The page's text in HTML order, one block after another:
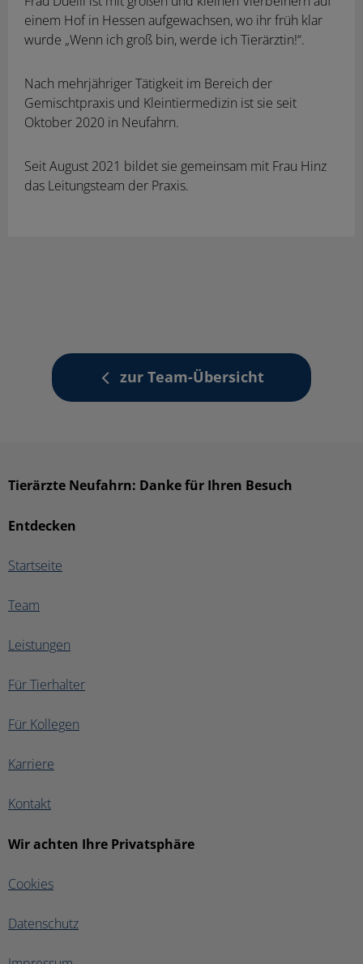
einem Hof in Hessen aufgewachsen, wo ihr früh klar
wurde „Wenn ich groß bin, werde ich Tierärztin!“.
Nach mehrjähriger Tätigkeit im Bereich der
Gemischtpraxis und Kleintiermedizin ist sie seit
Oktober 2020 in Neufahrn.
Seit August 2021 bildet sie gemeinsam mit Frau Hinz
das Leitungsteam der Praxis.
zur Team-Übersicht
Entdecken
Startseite
Team
Leistungen
Für Tierhalter
Für Kollegen
Karriere
Kontakt
Wir achten Ihre Privatsphäre
Cookies
Datenschutz
Tierärzte Neufahrn: Danke für Ihren Besuch